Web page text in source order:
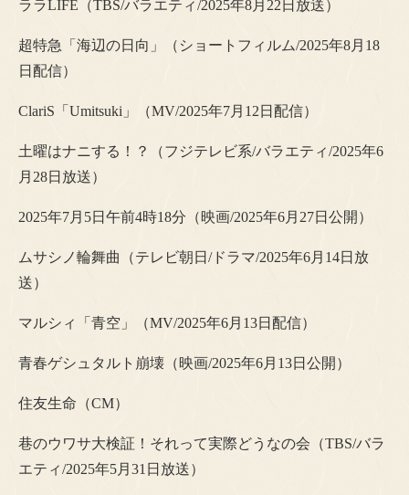
ララLIFE（TBS/バラエティ/2025年8月22日放送）
超特急「海辺の日向」（ショートフィルム/2025年8月18
日配信）
ClariS「Umitsuki」（MV/2025年7月12日配信）
土曜はナニする！？（フジテレビ系/バラエティ/2025年6
月28日放送）
2025年7月5日午前4時18分（映画/2025年6月27日公開）
ムサシノ輪舞曲（テレビ朝日/ドラマ/2025年6月14日放
送）
マルシィ「青空」（MV/2025年6月13日配信）
青春ゲシュタルト崩壊（映画/2025年6月13日公開）
住友生命（CM）
巷のウワサ大検証！それって実際どうなの会（TBS/バラ
エティ/2025年5月31日放送）